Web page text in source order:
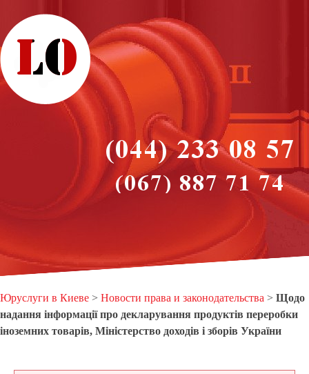
Юруслуги в Киеве > Новости права и законодательства > Щодо
надання інформації про декларування продуктів переробки
іноземних товарів, Міністерство доходів і зборів України